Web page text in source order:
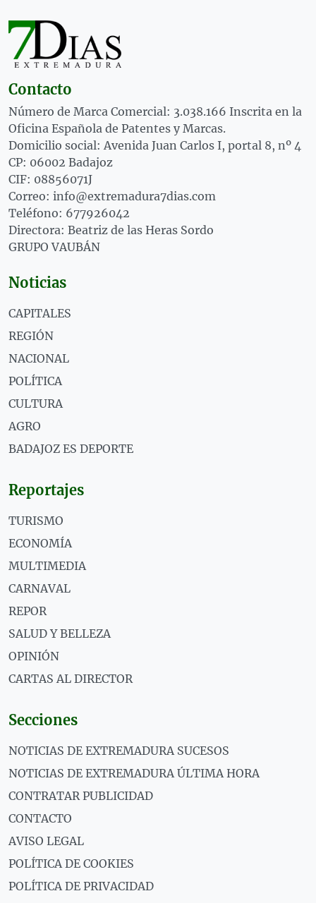
Contacto
Número de Marca Comercial: 3.038.166 Inscrita en la
Oficina Española de Patentes y Marcas.
Domicilio social: Avenida Juan Carlos I, portal 8, nº 4
CP: 06002 Badajoz
CIF: 08856071J
Correo: info@extremadura7dias.com
Teléfono: 677926042
Directora: Beatriz de las Heras Sordo
GRUPO VAUBÁN
Noticias
CAPITALES
REGIÓN
NACIONAL
POLÍTICA
CULTURA
AGRO
BADAJOZ ES DEPORTE
Reportajes
TURISMO
ECONOMÍA
MULTIMEDIA
CARNAVAL
REPOR
SALUD Y BELLEZA
OPINIÓN
CARTAS AL DIRECTOR
Secciones
NOTICIAS DE EXTREMADURA SUCESOS
NOTICIAS DE EXTREMADURA ÚLTIMA HORA
CONTRATAR PUBLICIDAD
CONTACTO
AVISO LEGAL
POLÍTICA DE COOKIES
POLÍTICA DE PRIVACIDAD